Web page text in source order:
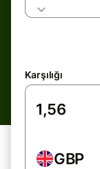
Karşılığı
GBP